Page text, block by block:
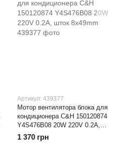
Артикул: 439377
Мотор вентилятора блока для
кондиционера C&H 150120874
Y4S476B08 20W 220V 0.2A,
шток 8x49mm
1 370 грн